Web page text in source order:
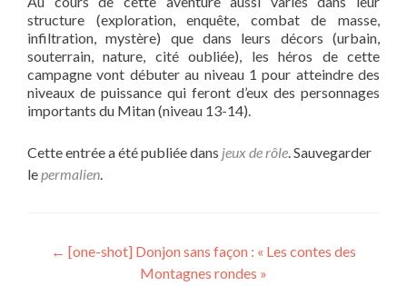
structure (exploration, enquête, combat de masse,
infiltration, mystère) que dans leurs décors (urbain,
souterrain, nature, cité oubliée), les héros de cette
campagne vont débuter au niveau 1 pour atteindre des
niveaux de puissance qui feront d’eux des personnages
importants du Mitan (niveau 13-14).
Cette entrée a été publiée dans jeux de rôle. Sauvegarder
lepermalien.
Navigation
← [one-shot] Donjon sans façon : « Les contes des
Montagnes rondes »